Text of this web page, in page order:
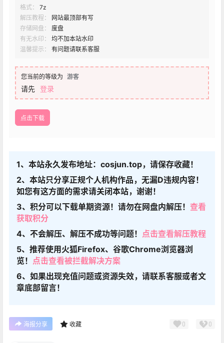
格式：
7z
解压教程：
网站最顶部有写
存储网盘：
度盘
有无水印：
均不加本站水印
温馨提示：
有问题请联系客服
您当前的等级为 游客
请先 登录
点击下载
1、本站永久发布地址：cosjun.top，请保存收藏！
2、本站只分享正规个人机构作品，无漏D违规内容！
如您有这方面的需求请关闭本站，谢谢！
3、积分可以下载单期资源！请勿在网盘内解压！ 查看
获取积分
4、不会解压、解压不成功等问题！ 点击查看解压教程
5、推荐使用火狐Firefox、谷歌Chrome浏览器浏
览！ 点击查看被拦截解决方案
6、如果出现充值问题或资源失效，请联系客服或者文
章底部留言！
海报分享 收藏 0 0